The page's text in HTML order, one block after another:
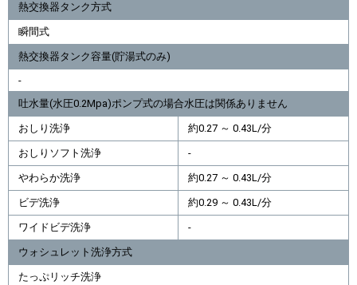
熱交換器タンク方式
瞬間式
熱交換器タンク容量(貯湯式のみ)
-
吐水量(水圧0.2Mpa)ポンプ式の場合水圧は関係ありません
おしり洗浄 約0.27 ～ 0.43L/分
おしりソフト洗浄 -
やわらか洗浄 約0.27 ～ 0.43L/分
ビデ洗浄 約0.29 ～ 0.43L/分
ワイドビデ洗浄 -
ウォシュレット洗浄方式
たっぷリッチ洗浄